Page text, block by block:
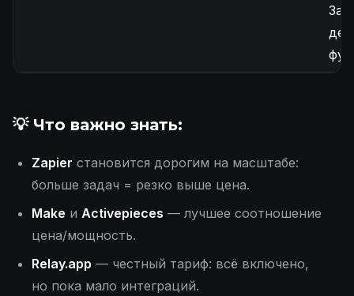
За
💡 Что важно знать:
Zapier становится дорогим на масштабе:
больше задач = резко выше цена.
Make и Activepieces — лучшее соотношение
цена/мощность.
Relay.app — честный тариф: всё включено,
но пока мало интеграций.